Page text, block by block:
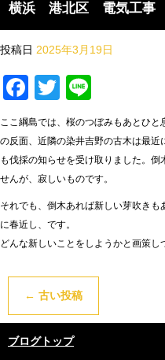
横浜 港北区 電気工事
投稿日 2025年3月19日
Facebook
Twitter
ここ綱島では、桜のつぼみもあとひ
の反面、近隣の染井吉野の古木は最近
も伐採の知らせを受け取りました。
せんが、寂しいものです。
それでも、倒木あれば新しい芽吹き
に春近し、です。
どんな新しいことをしようかと画策し
← 古い投稿
ブログトップ